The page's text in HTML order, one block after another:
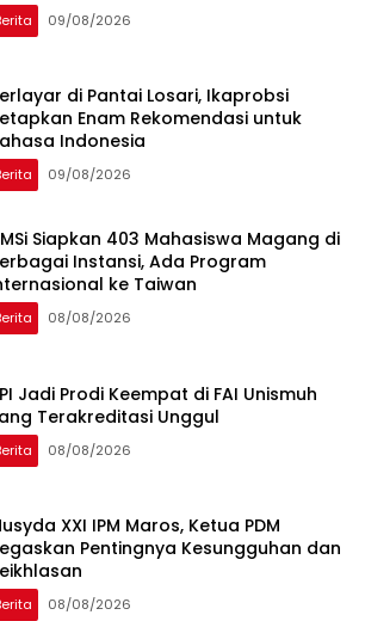
09/08/2026
di Pantai Losari, Ikaprobsi
Enam Rekomendasi untuk
Indonesia
09/08/2026
Siapkan 403 Mahasiswa Magang di
Instansi, Ada Program
ke Taiwan
08/08/2026
Jadi Prodi Keempat di FAI Unismuh
Terakreditasi Unggul
08/08/2026
XXI IPM Maros, Ketua PDM
Pentingnya Kesungguhan dan
08/08/2026